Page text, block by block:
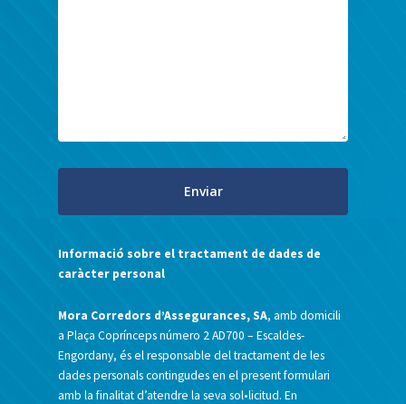
Informació sobre el tractament de dades de
caràcter personal
Mora Corredors d’Assegurances, SA, amb domicili
a Plaça Coprínceps número 2 AD700 – Escaldes-
Engordany, és el responsable del tractament de les
dades personals contingudes en el present formulari
amb la finalitat d’atendre la seva sol•licitud. En